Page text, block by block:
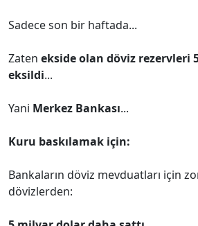
Sadece son bir haftada...
Zaten ekside olan döviz rezervleri
eksildi...
Yani Merkez Bankası...
Kuru baskılamak için:
Bankaların döviz mevduatları için
dövizlerden: